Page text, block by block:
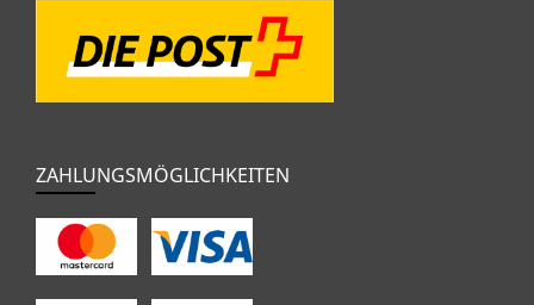
ZAHLUNGSMÖGLICHKEITEN